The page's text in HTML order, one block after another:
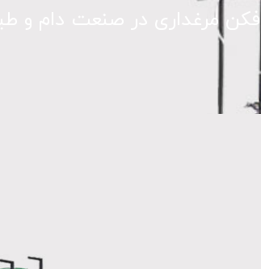
افکن مرغداری در صنعت دام و